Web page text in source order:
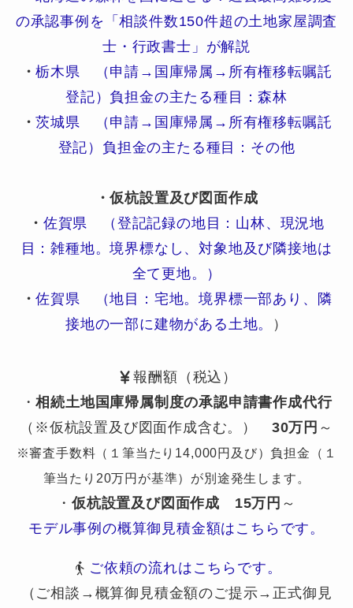
の承認事例を「相談件数150件超の土地家屋調査
士・行政書士」が解説
・栃木県 （申請→国庫帰属→所有権移転嘱託
登記）負担金の主たる種目：森林
・茨城県 （申請→国庫帰属→所有権移転嘱託
登記）負担金の主たる種目：その他
・仮杭設置及び図面作成
・ 佐賀県 （登記記録の地目：山林、現況地
目：雑種地。境界標なし、対象地及び隣接地は
全て更地。）
・佐賀県 （地目：宅地。境界標一部あり、隣
接地の一部に建物がある土地。
）
報酬額（税込）
・相続土地国庫帰属制度の承認申請書作成代行
（※仮杭設置及び図面作成含む。） 30万円 ～
※審査手数料（１筆当たり14,000円及び）負担金（１
筆当たり20万円が基準）が別途発生します。
・ 仮杭設置及び図面作成 15万円 ～
モデル事例の概算御見積金額はこちらです。
ご依頼の流れはこちらです。
（ご相談→概算御見積金額のご提示→正式御見